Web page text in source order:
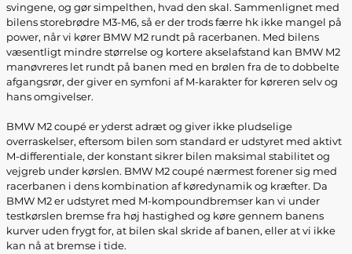
svingene, og gør simpelthen, hvad den skal. Sammenlignet med
bilens storebrødre M3-M6, så er der trods færre hk ikke mangel på
power, når vi kører BMW M2 rundt på racerbanen. Med bilens
væsentligt mindre størrelse og kortere akselafstand kan BMW M2
manøvreres let rundt på banen med en brølen fra de to dobbelte
afgangsrør, der giver en symfoni af M-karakter for køreren selv og
hans omgivelser.
BMW M2 coupé er yderst adræt og giver ikke pludselige
overraskelser, eftersom bilen som standard er udstyret med aktivt
M-differentiale, der konstant sikrer bilen maksimal stabilitet og
vejgreb under kørslen. BMW M2 coupé nærmest forener sig med
racerbanen i dens kombination af køredynamik og kræfter. Da
BMW M2 er udstyret med M-kompoundbremser kan vi under
testkørslen bremse fra høj hastighed og køre gennem banens
kurver uden frygt for, at bilen skal skride af banen, eller at vi ikke
kan nå at bremse i tide.